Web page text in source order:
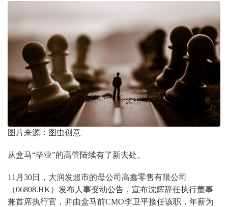
图片来源：图虫创意
从盒马“毕业”的高管陆续有了新去处。
11月30日，大润发超市的母公司高鑫零售有限公司
（06808.HK）发布人事变动公告，宣布沈辉辞任执行董事
兼首席执行官，并由盒马前CMO李卫平接任该职，年薪为